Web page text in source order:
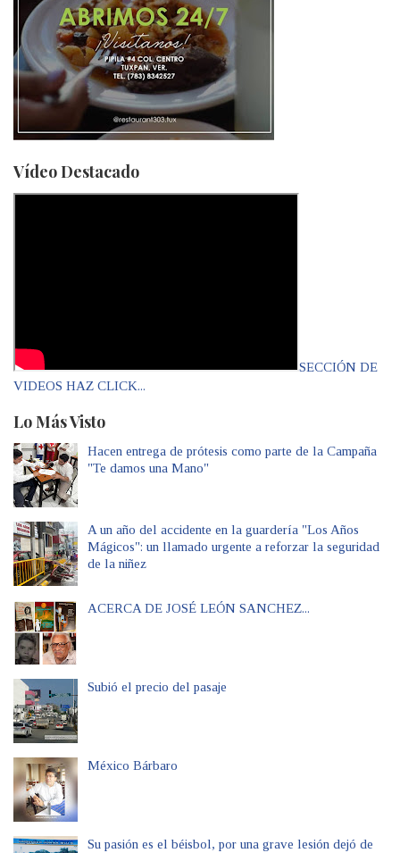
Vídeo Destacado
SECCIÓN DE
VIDEOS HAZ CLICK...
Lo Más Visto
Hacen entrega de prótesis como parte de la Campaña
"Te damos una Mano"
A un año del accidente en la guardería "Los Años
Mágicos": un llamado urgente a reforzar la seguridad
de la niñez
ACERCA DE JOSÉ LEÓN SANCHEZ...
Subió el precio del pasaje
México Bárbaro
Su pasión es el béisbol, por una grave lesión dejó de